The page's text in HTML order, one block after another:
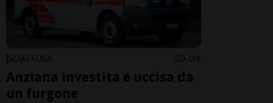
SCIAFFUSA 9 ore
Anziana investita e uccisa da
un furgone